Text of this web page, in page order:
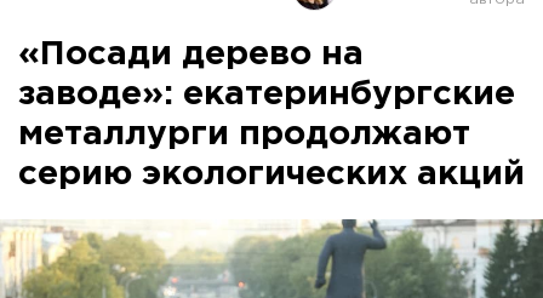
«Посади дерево на
заводе»: екатеринбургские
металлурги продолжают
серию экологических акций